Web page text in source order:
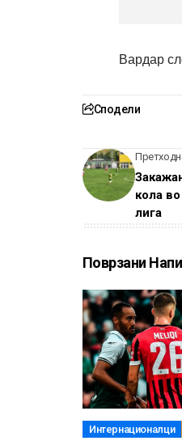
Вардар
Сподели
кола
лига
Поврзани
Интернационалци